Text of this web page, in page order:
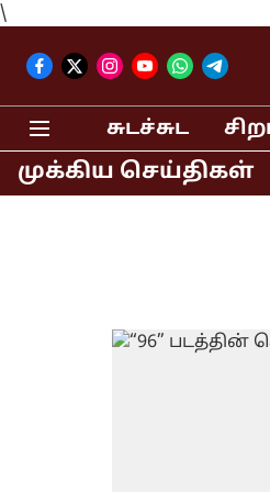
\
சுடச்சுட
முக்கிய செய்திகள்
பி.ஆர்.சுந்தர்